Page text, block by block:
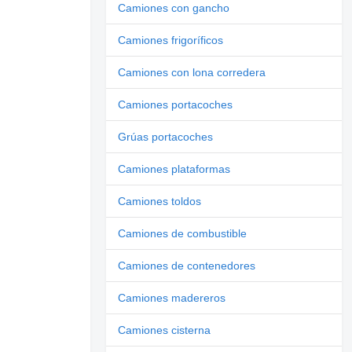
Camiones con gancho
Camiones frigoríficos
Camiones con lona corredera
Camiones portacoches
Grúas portacoches
Camiones plataformas
Camiones toldos
Camiones de combustible
Camiones de contenedores
Camiones madereros
Camiones cisterna